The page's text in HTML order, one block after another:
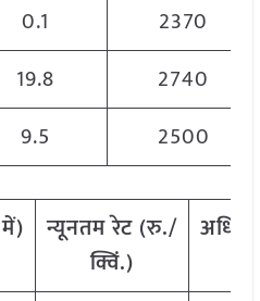
0.1
2370
19.8
2740
9.5 2500
में) न्यूनतमरेट (रु./
क्विं.)